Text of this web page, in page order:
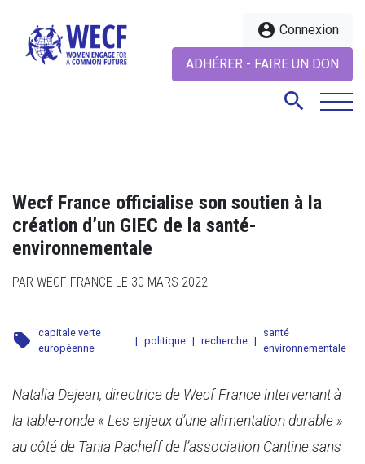
account_circle Connexion
ADHÉRER - FAIRE UN DON
search
search
Wecf France officialise son soutien à la
création d’un GIEC de la santé-
environnementale
PAR WECF FRANCE LE 30 MARS 2022
local_offer
capitale verte
européenne
| politique | recherche |
santé
environnementale
Natalia Dejean, directrice de Wecf France intervenant à
la table-ronde « Les enjeux d’une alimentation durable »
au côté de Tania Pacheff de l’association Cantine sans